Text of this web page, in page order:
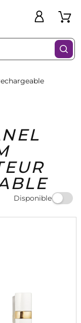
Bons
Plans
Disponible
Filtres